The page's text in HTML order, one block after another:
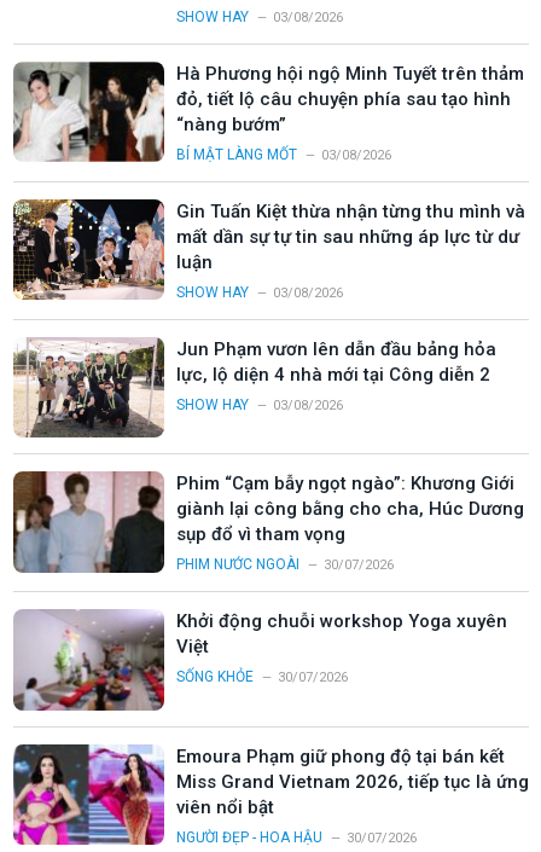
SHOW HAY 03/08/2026
Hà Phương hội ngộ Minh Tuyết trên thảm
đỏ, tiết lộ câu chuyện phía sau tạo hình
“nàng bướm”
BÍ MẬT LÀNG MỐT 03/08/2026
Gin Tuấn Kiệt thừa nhận từng thu mình và
mất dần sự tự tin sau những áp lực từ dư
luận
SHOW HAY 03/08/2026
Jun Phạm vươn lên dẫn đầu bảng hỏa
lực, lộ diện 4 nhà mới tại Công diễn 2
SHOW HAY 03/08/2026
Phim “Cạm bẫy ngọt ngào”: Khương Giới
giành lại công bằng cho cha, Húc Dương
sụp đổ vì tham vọng
PHIM NƯỚC NGOÀI 30/07/2026
Khởi động chuỗi workshop Yoga xuyên
Việt
SỐNG KHỎE 30/07/2026
Emoura Phạm giữ phong độ tại bán kết
Miss Grand Vietnam 2026, tiếp tục là ứng
viên nổi bật
NGƯỜI ĐẸP - HOA HẬU 30/07/2026